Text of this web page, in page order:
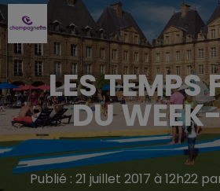
LES TEMPS
DU
Publié : 21 juillet 2017 à 12h22